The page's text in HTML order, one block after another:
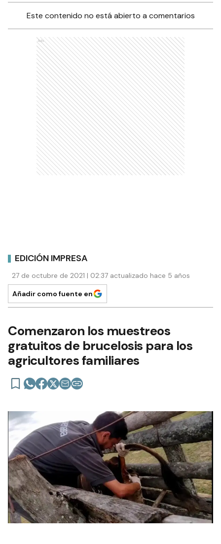
Este contenido no está abierto a comentarios
Ads
EDICIÓN IMPRESA
27 de octubre de 2021 | 02:37 actualizado hace 5 años
Añadir como fuente en
Comenzaron los muestreos
gratuitos de brucelosis para los
agricultores familiares